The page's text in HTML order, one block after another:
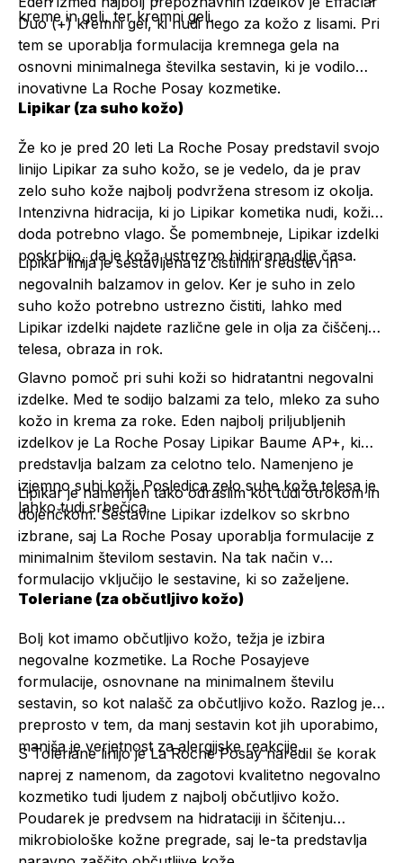
kreme in geli, ter kremni geli.
Duo (+) kremni gel, ki nudi nego za kožo z lisami. Pri
tem se uporablja formulacija kremnega gela na
osnovni minimalnega številka sestavin, ki je vodilo
inovativne La Roche Posay kozmetike.
Lipikar (za suho kožo)
Že ko je pred 20 leti La Roche Posay predstavil svojo
linijo Lipikar za suho kožo, se je vedelo, da je prav
zelo suho kože najbolj podvržena stresom iz okolja.
Intenzivna hidracija, ki jo Lipikar kometika nudi, koži
doda potrebno vlago. Še pomembneje, Lipikar izdelki
poskrbijo, da je koža ustrezno hidrirana dlje časa.
Lipikar linija je sestavljena iz čistilnih sredstev in
negovalnih balzamov in gelov. Ker je suho in zelo
suho kožo potrebno ustrezno čistiti, lahko med
Lipikar izdelki najdete različne gele in olja za čiščenje
telesa, obraza in rok.
Glavno pomoč pri suhi koži so hidratantni negovalni
izdelke. Med te sodijo balzami za telo, mleko za suho
kožo in krema za roke. Eden najbolj priljubljenih
izdelkov je La Roche Posay Lipikar Baume AP+, ki
predstavlja balzam za celotno telo. Namenjeno je
izjemno suhi koži. Posledica zelo suhe kože telesa je
lahko tudi srbečica.
Lipikar je namenjen tako odraslim kot tudi otrokom in
dojenčkom. Sestavine Lipikar izdelkov so skrbno
izbrane, saj La Roche Posay uporablja formulacije z
minimalnim številom sestavin. Na tak način v
formulacijo vključijo le sestavine, ki so zaželjene.
Toleriane (za občutljivo kožo)
Bolj kot imamo občutljivo kožo, težja je izbira
negovalne kozmetike. La Roche Posayjeve
formulacije, osnovnane na minimalnem številu
sestavin, so kot nalašč za občutljivo kožo. Razlog je
preprosto v tem, da manj sestavin kot jih uporabimo,
manjša je verjetnost za alergijske reakcije.
S Toleriane linijo je La Roche Posay naredil še korak
naprej z namenom, da zagotovi kvalitetno negovalno
kozmetiko tudi ljudem z najbolj občutljivo kožo.
Poudarek je predvsem na hidrataciji in ščitenju
mikrobiološke kožne pregrade, saj le-ta predstavlja